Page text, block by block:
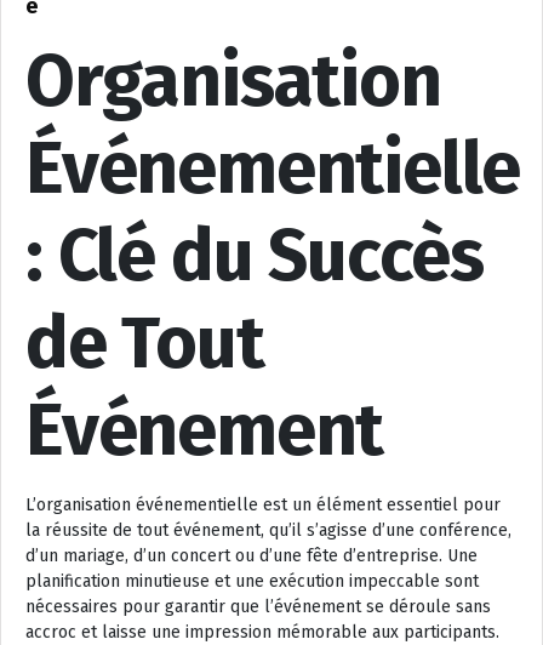
e
Organisation
Événementielle
: Clé du Succès
de Tout
Événement
L’organisation événementielle est un élément essentiel pour
la réussite de tout événement, qu’il s’agisse d’une conférence,
d’un mariage, d’un concert ou d’une fête d’entreprise. Une
planification minutieuse et une exécution impeccable sont
nécessaires pour garantir que l’événement se déroule sans
accroc et laisse une impression mémorable aux participants.